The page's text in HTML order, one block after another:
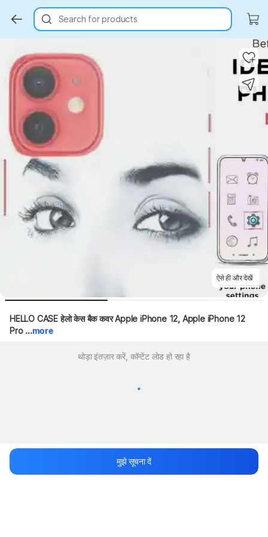
Search for products
Key Highlights
ऐसे ही और देखें
HELLO CASE हेलो केस बैक कवर Apple iPhone 12, Apple iPhone 12
Pro ...more
थोड़ा इंतज़ार करें, कॉन्टेंट लोड हो रहा है
मुझे सूचना दें